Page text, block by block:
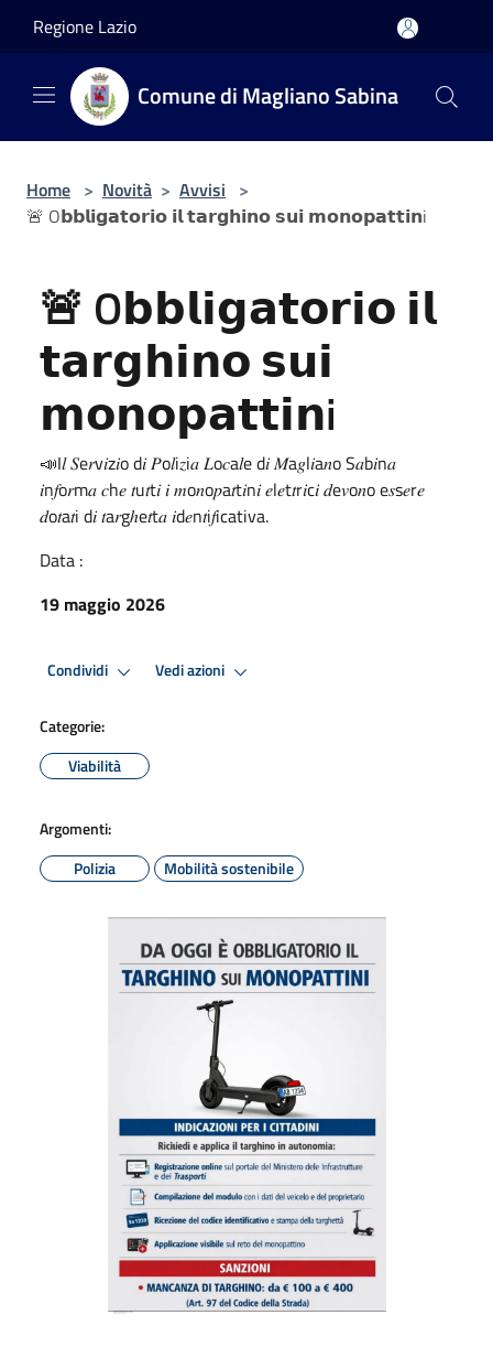
Regione Lazio
Comune di Magliano Sabina
Home > Novità > Avvisi >
🚨 O𝗯𝗯𝗹𝗶𝗴𝗮𝘁𝗼𝗿𝗶𝗼 𝗶𝗹 𝘁𝗮𝗿𝗴𝗵𝗶𝗻𝗼 𝘀𝘂𝗶 𝗺𝗼𝗻𝗼𝗽𝗮𝘁𝘁𝗶𝗻i
🚨 O𝗯𝗯𝗹𝗶𝗴𝗮𝘁𝗼𝗿𝗶𝗼 𝗶𝗹
𝘁𝗮𝗿𝗴𝗵𝗶𝗻𝗼 𝘀𝘂𝗶
𝗺𝗼𝗻𝗼𝗽𝗮𝘁𝘁𝗶𝗻i
📣I𝑙 𝑆e𝑟v𝑖z𝑖o d𝑖 𝑃o𝑙i𝑧i𝑎 𝐿o𝑐a𝑙e d𝑖 𝑀a𝑔l𝑖a𝑛o S𝑎b𝑖n𝑎
𝑖n𝑓o𝑟m𝑎 𝑐h𝑒 𝑡u𝑡t𝑖 𝑖 𝑚o𝑛o𝑝a𝑡t𝑖n𝑖 𝑒l𝑒t𝑡r𝑖c𝑖 𝑑e𝑣o𝑛o e𝑠s𝑒r𝑒
𝑑o𝑡a𝑡i d𝑖 𝑡a𝑟gℎe𝑡t𝑎 𝑖d𝑒n𝑡i𝑓icativa.
Data :
19 maggio 2026
Condividi Vedi azioni
Categorie:
Viabilità
Argomenti:
Polizia
Mobilità sostenibile